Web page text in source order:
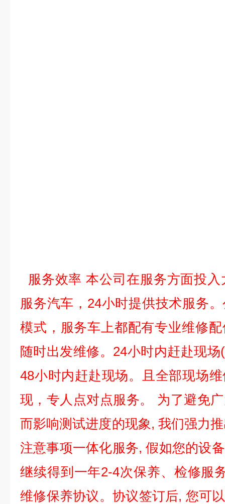
服务效率 本公司在服务方面投
服务汽车， 24小时提供技术服务
模式，服务车上都配有专业维修
随时出发维修。 24小时内赶赴现场(
48小时内赶赴现场。且全部现场
现，专人点对点服务。
为了避免
而影响测试进度的现象, 我们强力
注意事项一体化服务,假如您的设
继续得到一年2-4次保养、检修服
维修保养协议。协议签订后, 您可